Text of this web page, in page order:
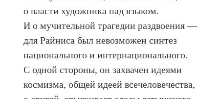
о власти художника над языком.
И о мучительной трагедии раздвоения —
для Райниса был невозможен синтез
национального и интернационального.
С одной стороны, он захвачен идеями
космизма, общей идеей всечеловечества,